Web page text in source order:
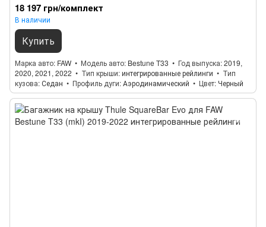
18 197 грн/комплект
В наличии
Купить
Марка авто FAW Модель авто Bestune T33 Год выпуска 2019,
2020, 2021, 2022
Тип крыши интегрированные рейлинги
Тип
кузова Седан Профиль дуги Аэродинамический Цвет Черный